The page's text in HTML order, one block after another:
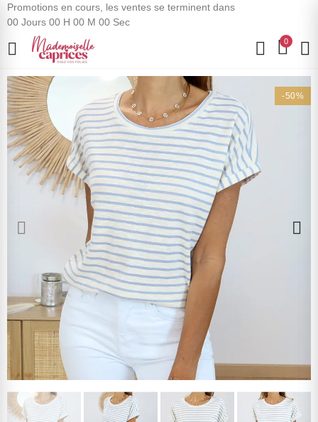
Promotions en cours, les ventes se terminent dans
00 Jours 00 H 00 M 00 Sec
0
-50%